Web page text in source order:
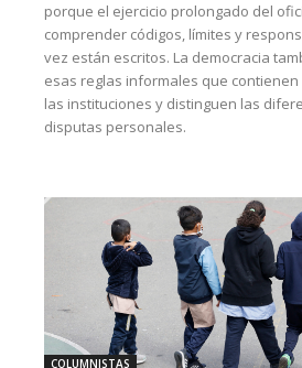
porque el ejercicio prolongado del
comprender códigos, límites y
vez están escritos. La democracia
esas reglas informales que
las instituciones y distinguen las
disputas personales.
COLUMNISTAS